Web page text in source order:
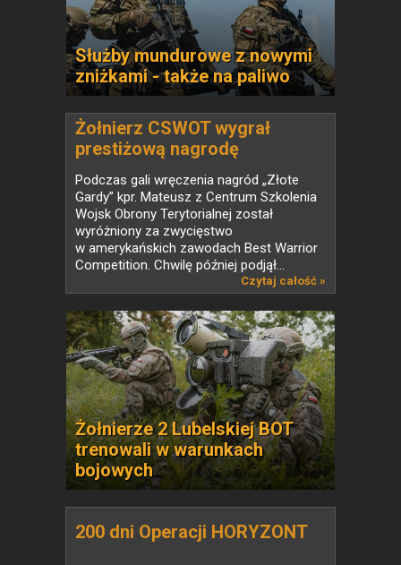
Służby mundurowe z nowymi
zniżkami - także na paliwo
Żołnierz CSWOT wygrał
prestiżową nagrodę
Podczas gali wręczenia nagród „Złote
Gardy” kpr. Mateusz z Centrum Szkolenia
Wojsk Obrony Terytorialnej został
wyróżniony za zwycięstwo
w amerykańskich zawodach Best Warrior
Competition. Chwilę później podjął...
Czytaj całość »
Żołnierze 2 Lubelskiej BOT
trenowali w warunkach
bojowych
200 dni Operacji HORYZONT